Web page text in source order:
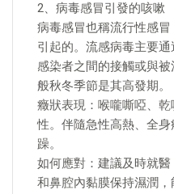
2、病毒感冒引發的咳嗽
病毒感冒也稱流行性感
引起的。流感病毒主要
感染者之間的接觸或與
般秋冬季節是其高發期。
癥狀表現：喉嚨嘶啞、
性。伴隨急性高熱、全
躁。
如何應對：建議及時就
和鼻腔內黏膜保持濕潤